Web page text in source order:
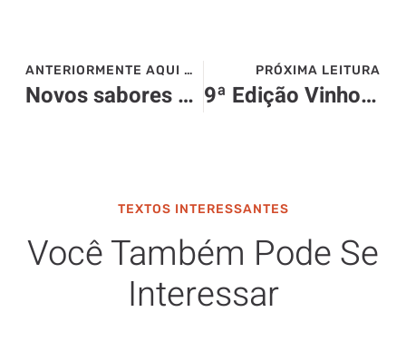
ANTERIORMENTE AQUI NO SITE>>>
Novos sabores de Amendoins Yoki
PRÓXIMA LEITURA
9ª Edição Vinhos de Portugal – Rio e São Paulo
TEXTOS INTERESSANTES
Você Também Pode Se
Interessar